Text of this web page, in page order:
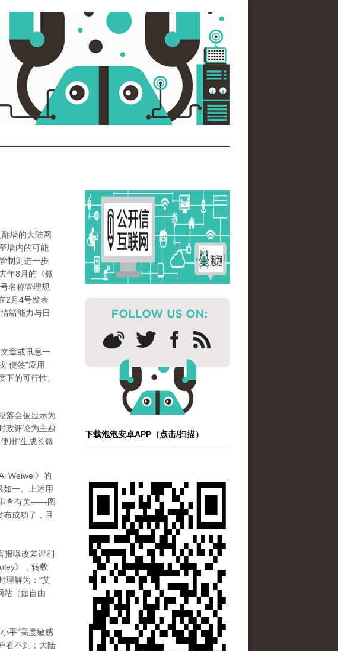
墙的大陆网
墙内的可能
制则进一步
年8月的《微
名称管理规
2月4号发表
绪能力与日
章或讯息一
便签”应用
的可行性。
落会被显示为
政评论为主题
用“生成长微
Weiwei》的
如一。上述用
审查有关——图
成功了，且
报曝改差评利
》，转载
理解为：“艾
站（如自由
小平”高度敏感
看不到；大陆
下载泡泡安卓APP（点击/扫描）